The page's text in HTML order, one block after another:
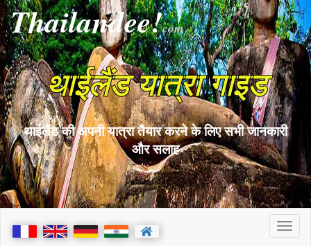
Thailandee!com
थाईलैंड यात्रा गाइड
थाईलैंड की अपनी यात्रा तैयार करने के लिए सभी जानकारी
और सलाह